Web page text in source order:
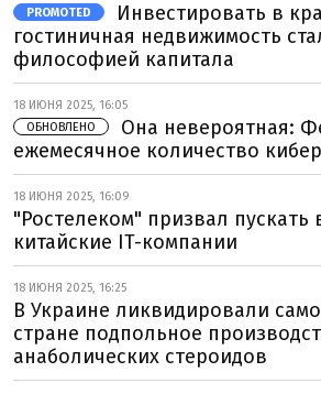
PROMOTED
Инвестировать в
гостиничная недвижимость
философией капитала
18 ИЮНЯ 2025, 16:05
ОБНОВЛЕНО
Она невероятная:
ежемесячное количество
18 ИЮНЯ 2025, 16:09
"Ростелеком" призвал пускать
китайские IT-компании
18 ИЮНЯ 2025, 16:25
В Украине ликвидировали
стране подпольное
анаболических стероидов